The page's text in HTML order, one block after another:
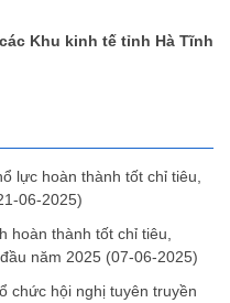
Khu kinh tế tỉnh Hà Tĩnh
lực hoàn thành tốt chỉ tiêu,
06-2025)
hoàn thành tốt chỉ tiêu,
năm 2025 (07-06-2025)
chức hội nghị tuyên truyền